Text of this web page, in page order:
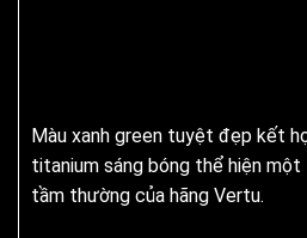
Màu xanh green tuyệt đẹp kết
titanium sáng bóng thể hiện
tầm thường của hãng Vertu.